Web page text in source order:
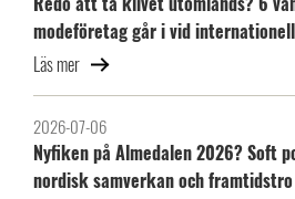
modeföretag går i vid
Läs mer
2026-07-06
Nyfiken på Almedalen 2026? Soft
nordisk samverkan och framtidstro